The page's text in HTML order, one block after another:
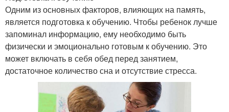
Одним из основных факторов, влияющих на память,
является подготовка к обучению. Чтобы ребенок лучше
запоминал информацию, ему необходимо быть
физически и эмоционально готовым к обучению. Это
может включать в себя обед перед занятием,
достаточное количество сна и отсутствие стресса.